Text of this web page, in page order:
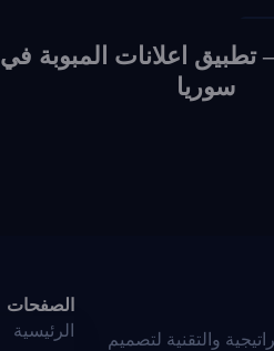
اعلانات المبوبة في
سوريا
والتقنية لتصميم
الصفحات
الرئيسية